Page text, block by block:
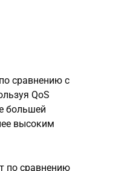
сравнению с
QoS
большей
высоким
по сравнению